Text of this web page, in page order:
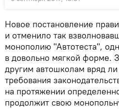
Новое постановление
и отменило так
монополию "Автотеста",
в довольно мягкой форме.
другим автошколам вряд
требования
на протяжении
продолжит свою